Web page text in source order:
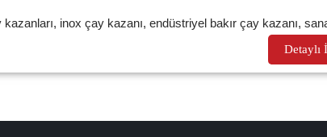
inox çay kazanı, endüstriyel bakır çay kazanı,
Detaylı